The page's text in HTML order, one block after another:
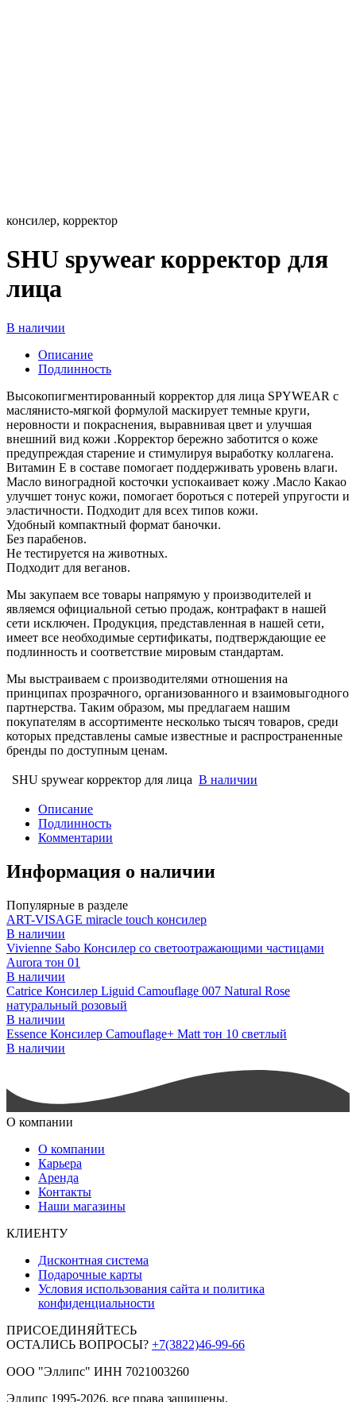
консилер, корректор
SHU spywear корректор для
лица
В наличии
Описание
Подлинность
Высокопигментированный корректор для лица SPYWEAR с
маслянисто-мягкой формулой маскирует темные круги,
неровности и покраснения, выравнивая цвет и улучшая
внешний вид кожи .Корректор бережно заботится о коже
предупреждая старение и стимулируя выработку коллагена.
Витамин Е в составе помогает поддерживать уровень влаги.
Масло виноградной косточки успокаивает кожу .Масло Какао
улучшет тонус кожи, помогает бороться с потерей упругости и
эластичности. Подходит для всех типов кожи.
Удобный компактный формат баночки.
Без парабенов.
Не тестируется на животных.
Подходит для веганов.
Мы закупаем все товары напрямую у производителей и
являемся официальной сетью продаж, контрафакт в нашей
сети исключен. Продукция, представленная в нашей сети,
имеет все необходимые сертификаты, подтверждающие ее
подлинность и соответствие мировым стандартам.
Мы выстраиваем с производителями отношения на
принципах прозрачного, организованного и взаимовыгодного
партнерства. Таким образом, мы предлагаем нашим
покупателям в ассортименте несколько тысяч товаров, среди
которых представлены самые известные и распространенные
бренды по доступным ценам.
SHU spywear корректор для лица В наличии
Описание
Подлинность
Комментарии
Информация о наличии
Популярные в разделе
ART-VISAGE miracle touch консилер
В наличии
Vivienne Sabo Консилер со светоотражающими частицами
Aurora тон 01
В наличии
Catrice Консилер Liguid Camouflage 007 Natural Rose
натуральный розовый
В наличии
Essence Консилер Camouflage+ Matt тон 10 светлый
В наличии
О компании
О компании
Карьера
Аренда
Контакты
Наши магазины
КЛИЕНТУ
Дисконтная система
Подарочные карты
Условия использования сайта и политика
конфиденциальности
ПРИСОЕДИНЯЙТЕСЬ
ОСТАЛИСЬ ВОПРОСЫ? +7(3822)46-99-66
ООО "Эллипс" ИНН 7021003260
Эллипс 1995-2026, все права защищены.